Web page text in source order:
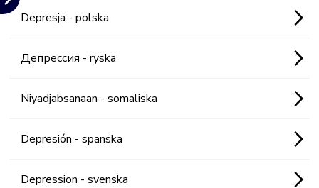
Depresja - polska
Депрессия - ryska
Niyadjabsanaan - somaliska
Depresión - spanska
Depression - svenska